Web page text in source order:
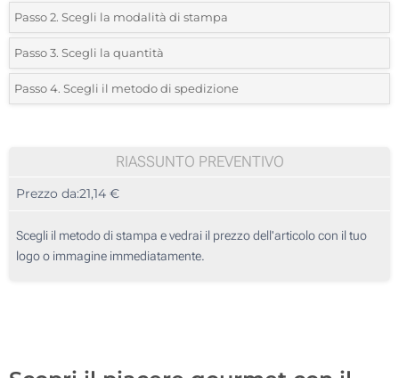
Passo 2. Scegli la modalità di stampa
*Seleziona la posizione di stampa e il colore del vostro logo:
Full color (Sull'etichetta)
Passo 3. Scegli la quantità
*Quantità desiderata:
100
250
500
Passo 4. Scegli il metodo di spedizione
RIASSUNTO PREVENTIVO
Prezzo da:21,14 €
Scegli il metodo di stampa e vedrai il prezzo dell'articolo con il tuo
logo o immagine immediatamente.